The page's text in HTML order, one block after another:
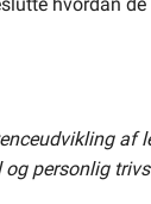
af
personlig